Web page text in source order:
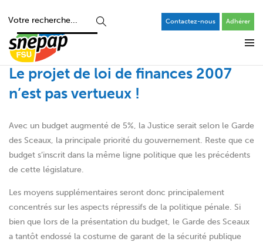
Contactez-nous Adhérer
Le projet de loi de finances 2007
n’est pas vertueux !
Avec un budget augmenté de 5%, la Justice serait selon le Garde
des Sceaux, la principale priorité du gouvernement. Reste que ce
budget s’inscrit dans la même ligne politique que les précédents
de cette législature.
Les moyens supplémentaires seront donc principalement
concentrés sur les aspects répressifs de la politique pénale. Si
bien que lors de la présentation du budget, le Garde des Sceaux
a tantôt endossé la costume de garant de la sécurité publique